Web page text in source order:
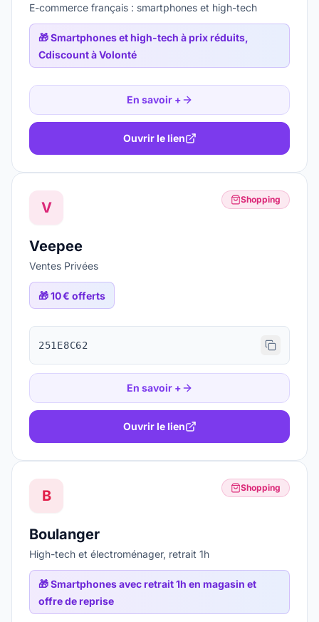
E-commerce français : smartphones et high-tech
🎁Smartphones et high-tech à prix réduits,
Cdiscount à Volonté
En savoir +
Ouvrir le lien
V Shopping
Veepee
Ventes Privées
🎁10 € offerts
251E8C62
En savoir +
Ouvrir le lien
B Shopping
Boulanger
High-tech et électroménager, retrait 1h
🎁Smartphones avec retrait 1h en magasin et
offre de reprise